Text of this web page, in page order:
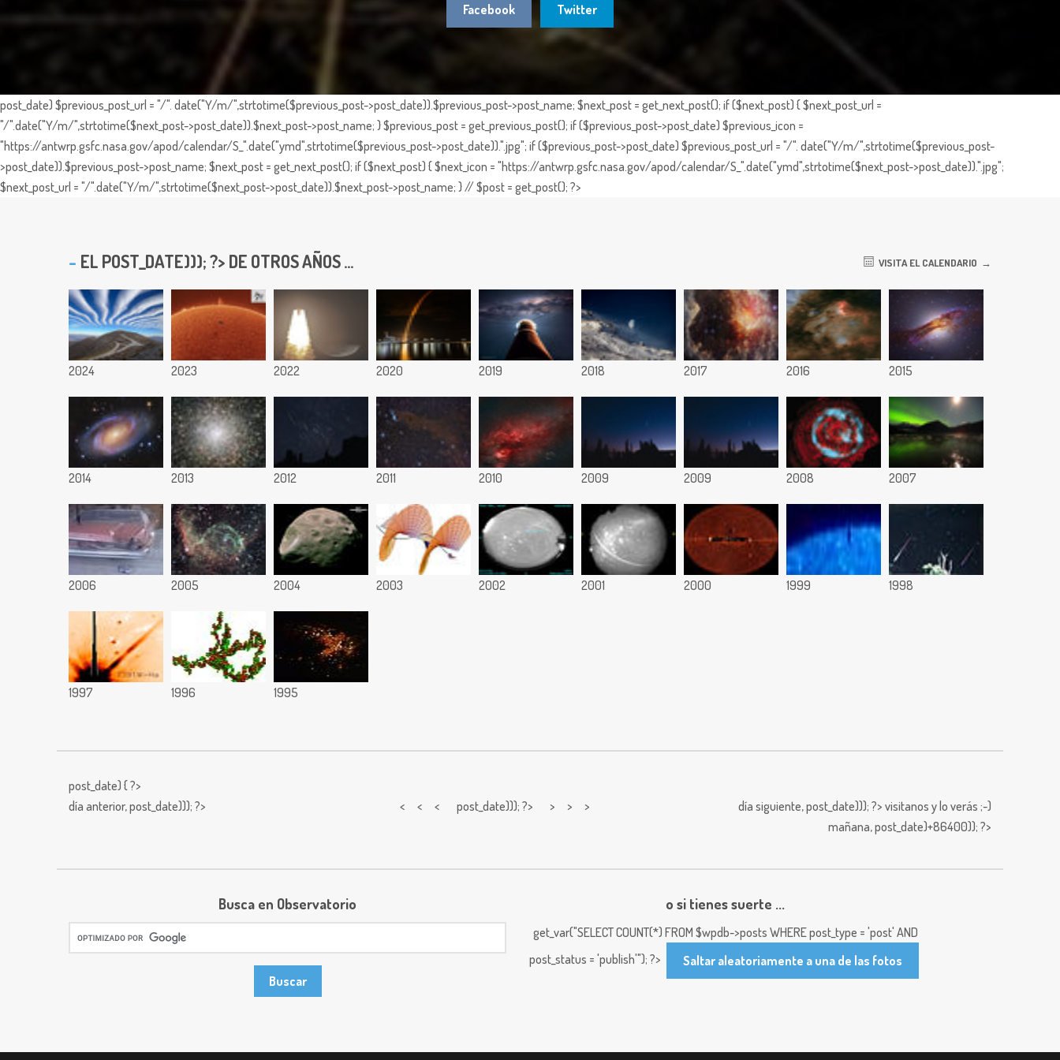
Facebook Twitter
post_date) $previous_post_url = "/". date("Y/m/",strtotime($previous_post->post_date)).$previous_post->post_name; $next_post = get_next_post(); if ($next_post) { $next_post_url =
"/".date("Y/m/",strtotime($next_post->post_date)).$next_post->post_name; } $previous_post = get_previous_post(); if ($previous_post->post_date) $previous_icon =
"https://antwrp.gsfc.nasa.gov/apod/calendar/S_".date("ymd",strtotime($previous_post->post_date)).".jpg"; if ($previous_post->post_date) $previous_post_url = "/". date("Y/m/",strtotime($previous_post-
>post_date)).$previous_post->post_name; $next_post = get_next_post(); if ($next_post) { $next_icon = "https://antwrp.gsfc.nasa.gov/apod/calendar/S_".date("ymd",strtotime($next_post->post_date)).".jpg";
$next_post_url = "/".date("Y/m/",strtotime($next_post->post_date)).$next_post->post_name; } // $post = get_post(); ?>
EL POST_DATE))); ?> DE OTROS AÑOS ... VISITA EL CALENDARIO
2024 2023 2022 2020 2019 2018 2017 2016 2015
2014 2013 2012 2011 2010 2009 2009 2008 2007
2006 2005 2004 2003 2002 2001 2000 1999 1998
1997 1996 1995
post_date) { ?>
día anterior,post_date))); ?> < < < post_date))); ?> > > > día siguiente,post_date))); ?> visitanos y lo verás ;-)
mañana,post_date)+86400)); ?>
Busca en Observatorio o si tienes suerte ...
get_var("SELECT COUNT(*) FROM $wpdb->posts WHERE post_type = 'post' AND
post_status = 'publish'"); ?>
Saltar aleatoriamente a una de las fotos